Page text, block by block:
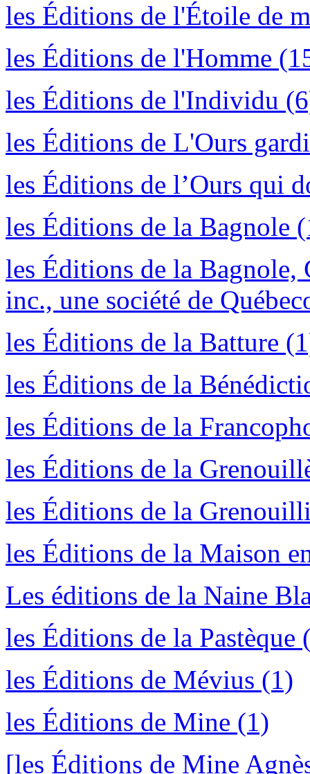
les Éditions de l'Étoile de
les Éditions de l'Homme
les Éditions de l'Individu
les Éditions de L'Ours
les Éditions de l’Ours qui
les Éditions de la Bagnole
les Éditions de la
inc., une société de
les Éditions de la Batture
les Éditions de la
les Éditions de la
les Éditions de la
les Éditions de la
les Éditions de la Maison
Les éditions de la Naine
les Éditions de la Pastèque
les Éditions de Mévius (1)
les Éditions de Mine (1)
[les Éditions de Mine